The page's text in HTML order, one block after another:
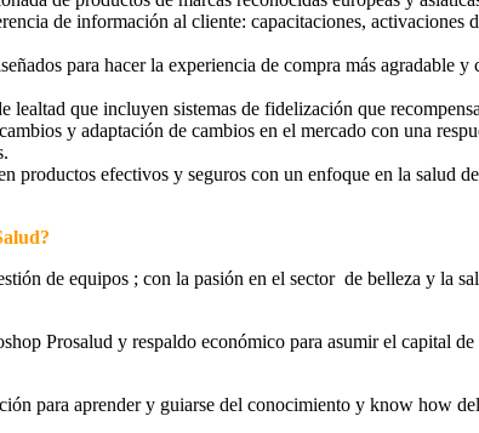
de información al cliente: capacitaciones, activaciones
para hacer la experiencia de compra más agradable
que incluyen sistemas de fidelización que
y adaptación de cambios en el mercado con una
productos efectivos y seguros con un enfoque en la salud
de equipos ; con la pasión en el sector de belleza y la
Prosalud y respaldo económico para asumir el capital
para aprender y guiarse del conocimiento y know how